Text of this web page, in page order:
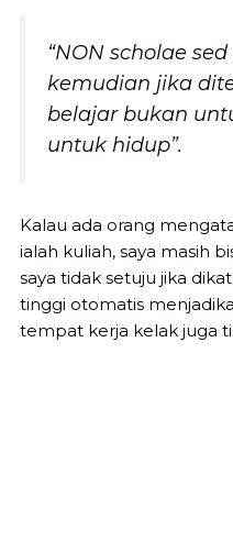
“NON scholae
kemudian jika
belajar bukan
untuk hidup”.
Kalau ada orang
ialah kuliah, saya masih
saya tidak setuju jika
tinggi otomatis
tempat kerja kelak juga